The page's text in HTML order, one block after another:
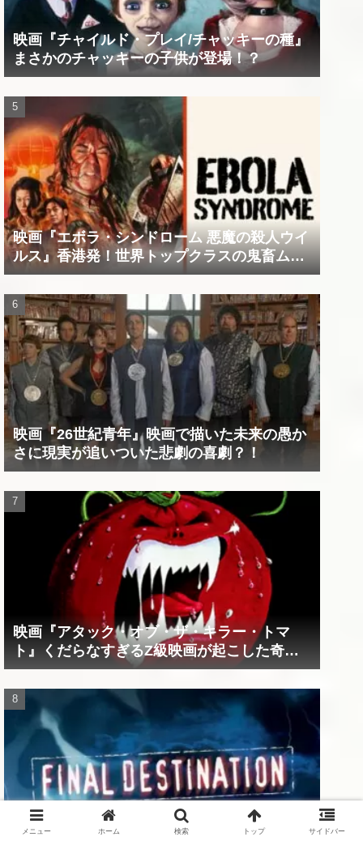
映画『チャイルド・プレイ/チャッキーの種』
まさかのチャッキーの子供が登場！？
映画『エボラ・シンドローム 悪魔の殺人ウイ
ルス』香港発！世界トップクラスの鬼畜ムー
ビー！！
映画『26世紀青年』映画で描いた未来の愚か
さに現実が追いついた悲劇の喜劇？！
映画『アタック・オブ・ザ・キラー・トマ
ト』くだらなすぎるZ級映画が起こした奇跡
の数々！？
映画『ファイナル・デスティネーション』シ
メニュー ホーム 検索 トップ サイドバー